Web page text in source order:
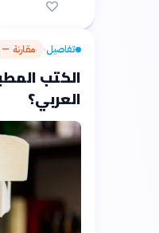
تفاصيل› مقارنة —
الكتب
العربي؟